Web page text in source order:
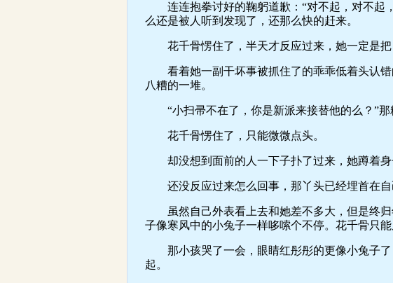
连连抱拳讨好的鞠躬道歉：“对不起，对不起
么还是被人听到发现了，还那么快的赶来。
花千骨愣住了，半天才反应过来，她一定是把
看着她一副干坏事被抓住了的乖乖低着头认错
八糟的一堆。
“小扫帚不在了，你是新派来接替他的么？”那
花千骨愣住了，只能微微点头。
却没想到面前的人一下子扑了过来，她蹲着身
还没反应过来怎么回事，那丫头已经埋首在自
虽然自己外表看上去和她差不多大，但是终归
子像寒风中的小兔子一样哆嗦个不停。花千骨只
那小孩哭了一会，眼睛红彤彤的更像小兔子了
起。